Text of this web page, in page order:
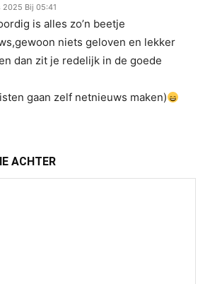
2025 Bij 05:41
is alles zo’n beetje
niets geloven en lekker
dan zit je redelijk in de goede
gaan zelf netnieuws maken)
ACHTER